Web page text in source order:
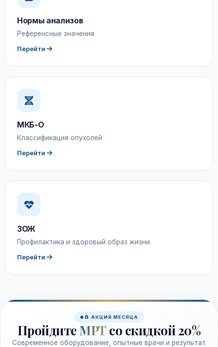
Нормы анализов
Референсные значения
Перейти
МКБ-О
Классификация опухолей
Перейти
ЗОЖ
Профилактика и здоровый образ жизни
Перейти
🧲 АКЦИЯ МЕСЯЦА
Пройдите МРТ со скидкой 20%
Современное оборудование, опытные врачи и результат